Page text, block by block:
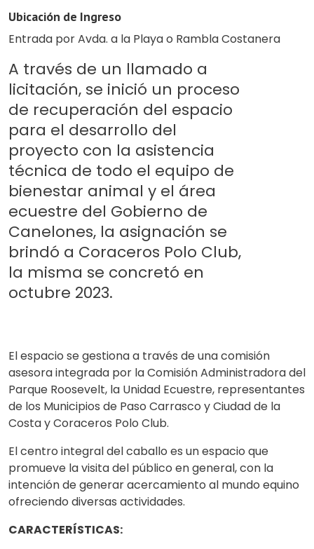
Ubicación de Ingreso
Entrada por Avda. a la Playa o Rambla Costanera
A través de un llamado a
licitación, se inició un proceso
de recuperación del espacio
para el desarrollo del
proyecto con la asistencia
técnica de todo el equipo de
bienestar animal y el área
ecuestre del Gobierno de
Canelones, la asignación se
brindó a Coraceros Polo Club,
la misma se concretó en
octubre 2023.
El espacio se gestiona a través de una comisión
asesora integrada por la Comisión Administradora del
Parque Roosevelt, la Unidad Ecuestre, representantes
de los Municipios de Paso Carrasco y Ciudad de la
Costa y Coraceros Polo Club.
El centro integral del caballo es un espacio que
promueve la visita del público en general, con la
intención de generar acercamiento al mundo equino
ofreciendo diversas actividades.
CARACTERÍSTICAS: